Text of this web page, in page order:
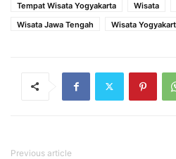
Tempat Wisata Yogyakarta
Wisata
Wisata Jawa Tengah
Wisata
Previous article